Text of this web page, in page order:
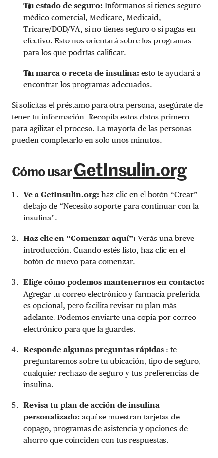
Tu estado de seguro: Infórmanos si tienes seguro
médico comercial, Medicare, Medicaid,
Tricare/DOD/VA, si no tienes seguro o si pagas en
efectivo. Esto nos orientará sobre los programas
para los que podrías calificar.
Tu marca o receta de insulina: esto te ayudará a
encontrar los programas adecuados.
Si solicitas el préstamo para otra persona, asegúrate de
tener tu información. Recopila estos datos primero
para agilizar el proceso. La mayoría de las personas
pueden completarlo en solo unos minutos.
Cómo usarGetInsulin.org
Ve a GetInsulin.org: haz clic en el botón “Crear”
debajo de “Necesito soporte para continuar con la
insulina”.
Haz clic en “Comenzar aquí”: Verás una breve
introducción. Cuando estés listo, haz clic en el
botón de nuevo para comenzar.
Elige cómo podemos mantenernos en contacto:
Agregar tu correo electrónico y farmacia preferida
es opcional, pero facilita revisar tu plan más
adelante. Podemos enviarte una copia por correo
electrónico para que la guardes.
Responde algunas preguntas rápidas : te
preguntaremos sobre tu ubicación, tipo de seguro,
cualquier rechazo de seguro y tus preferencias de
insulina.
Revisa tu plan de acción de insulina
personalizado: aquí se muestran tarjetas de
copago, programas de asistencia y opciones de
ahorro que coinciden con tus respuestas.